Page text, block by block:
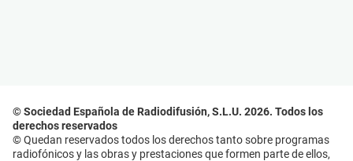
© Sociedad Española de Radiodifusión, S.L.U. 2026. Todos los
derechos reservados
© Quedan reservados todos los derechos tanto sobre programas
radiofónicos y las obras y prestaciones que formen parte de ellos,